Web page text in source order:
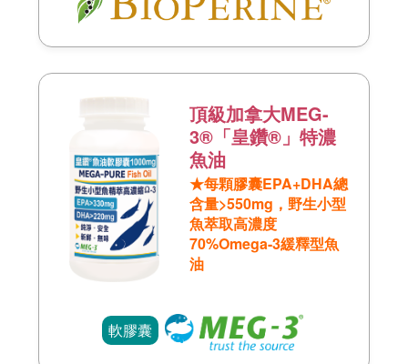
頂級加拿大MEG-
3®「皇鑽®」特濃
魚油
★每顆膠囊EPA+DHA總
含量>550mg，野生小型
魚萃取高濃度
70%Omega-3緩釋型魚
油
軟膠囊